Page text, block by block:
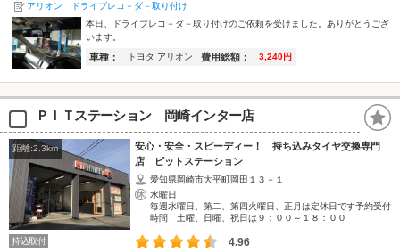
アリオン ドライブレコ－ダ－取り付け
本日、ドライブレコ－ダ－取り付けのご依頼を受けました。ありがとうござ
います。
車種： トヨタ アリオン 費用総額： 3,240円
ＰＩＴステーション 岡崎インター店
距離:2.3km
安心・安全・スピーディー！ 持ち込みタイヤ交換専門
店 ピットステーション
愛知県岡崎市大平町岡田１３－１
水曜日
毎週水曜日、第二、第四火曜日、正月は定休日です予約受付
時間 土曜、日曜、祝日は９：００～１８：００
持込取付
4.96